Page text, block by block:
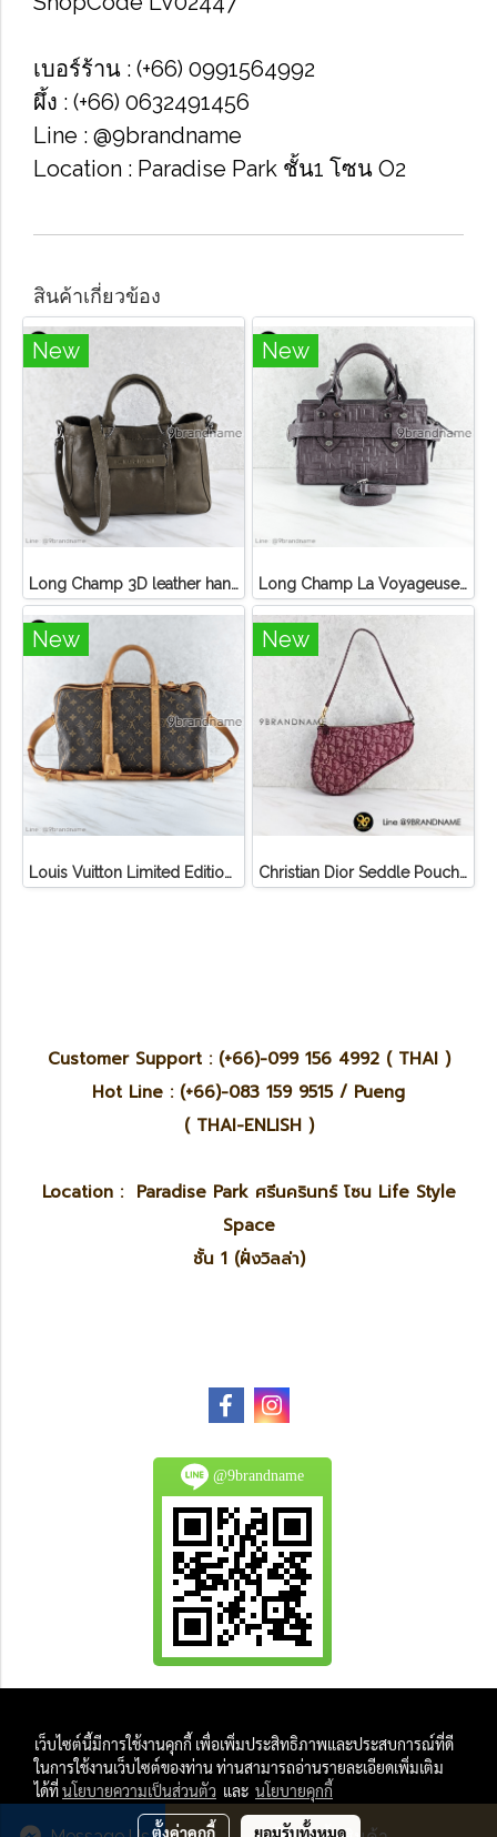
เบอร์ร้าน : (+66) 0991564992
ผึ้ง : (+66) 0632491456
Line : @9brandname
Location : Paradise Park​ ชั้น1​ โซน​ O2​
สินค้าเกี่ยวข้อง
New
Long Champ 3D leather handbag
New
Long Champ La Voyageuse Bag Leather
New
Louis Vuitton Limited Edition Monogram Canvas Sofia Coppola SC Bag
New
Christian Dior Seddle Pouch Accessory Hand Bag
Customer Support : (+66)-099 156 4992 ( THAI )
Hot Line : (+66)-083 159 9515 / Pueng
( THAI-ENLISH )
Location : Paradise Park ศรีนครินทร์ โซน Life Style
Space
ชั้น 1 (ฝั่งวิลล่า)
@9brandname
And
All Photo in this website were taken by
9Brandname's Team.
เว็บไซต์นี้มีการใช้งานคุกกี้ เพื่อเพิ่มประสิทธิภาพและประสบการณ์ที่ดี
ในการใช้งานเว็บไซต์ของท่าน ท่านสามารถอ่านรายละเอียดเพิ่มเติม
ได้ที่นโยบายความเป็นส่วนตัว และ นโยบายคุกกี้
ตั้งค่าคุกกี้ ยอมรับทั้งหมด